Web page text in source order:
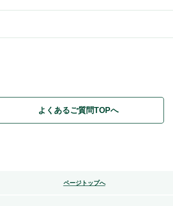
よくあるご質問TOPへ
ページトップへ